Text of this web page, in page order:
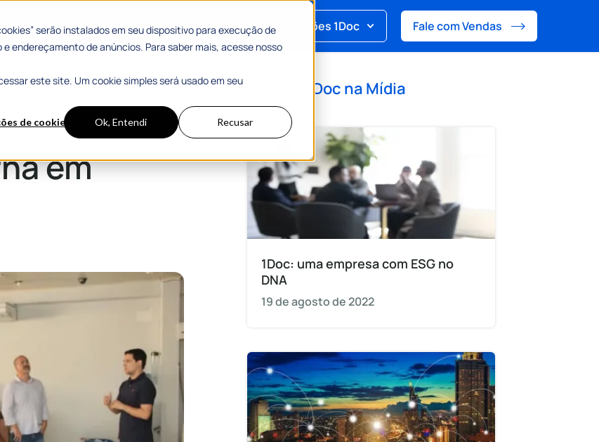
serão instalados em seu dispositivo para execução de
endereçamento de anúncios. Para saber mais, acesse nosso
este site. Um cookie simples será usado em seu
de cookies Ok, Entendi Recusar
Materiais Gratuitos Soluções 1Doc Fale com Vendas
em
1Doc na Mídia
1Doc: uma empresa com ESG no
DNA
19 de agosto de 2022